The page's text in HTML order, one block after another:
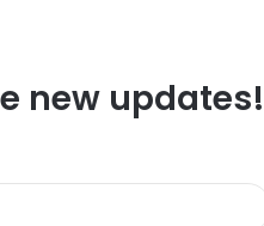
new updates!